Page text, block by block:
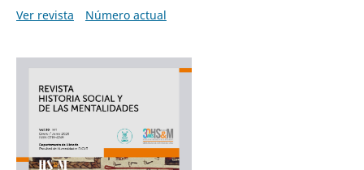
Ver revista
Número actual